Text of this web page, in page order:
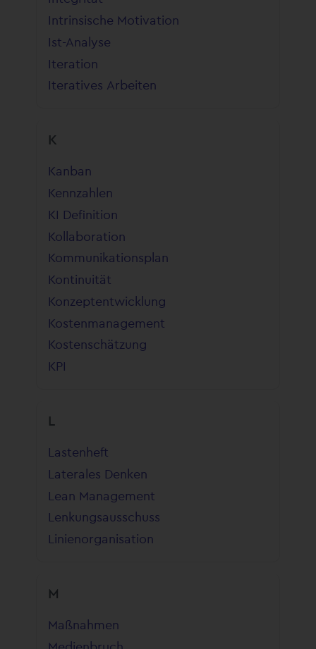
Intrinsische Motivation
Ist-Analyse
Iteration
Iteratives Arbeiten
K
Kanban
Kennzahlen
KI Definition
Kollaboration
Kommunikationsplan
Kontinuität
Konzeptentwicklung
Kostenmanagement
Kostenschätzung
KPI
L
Lastenheft
Laterales Denken
Lean Management
Lenkungsausschuss
Linienorganisation
M
Maßnahmen